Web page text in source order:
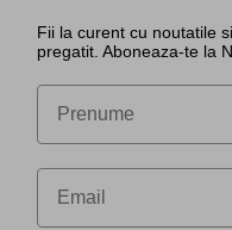
Fii la curent cu noutatile
pregatit. Aboneaza-te la